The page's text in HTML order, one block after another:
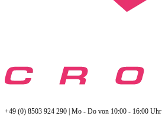
+49 (0) 8503 924 290 | Mo - Do von 10:00 - 16:00 Uhr